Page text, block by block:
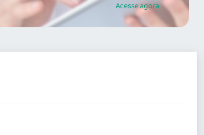
Acesseagora